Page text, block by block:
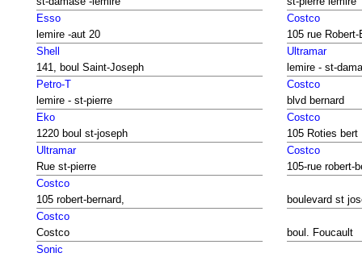
Esso
lemire -aut 20
Costco
105 rue Robert-
Shell
141, boul Saint-Joseph
Ultramar
lemire - st-
Petro-T
lemire - st-pierre
Costco
blvd bernard
Eko
1220 boul st-joseph
Costco
105 Roties bert
Ultramar
Rue st-pierre
Costco
105-rue robert-
Costco
105 robert-bernard,
boulevard st
Costco
Costco
boul. Foucault
Sonic